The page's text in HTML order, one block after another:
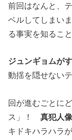
前回はなんと、
ベルしてしまい
る事実を知るこ
ジュンギョムが
動揺を隠せない
回が進むごとに
ス」！真犯人
キドキハラハラ